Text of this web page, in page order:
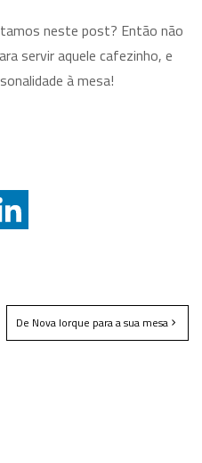
neste post? Então não
servir aquele cafezinho, e
à mesa!
De Nova Iorque para a sua mesa